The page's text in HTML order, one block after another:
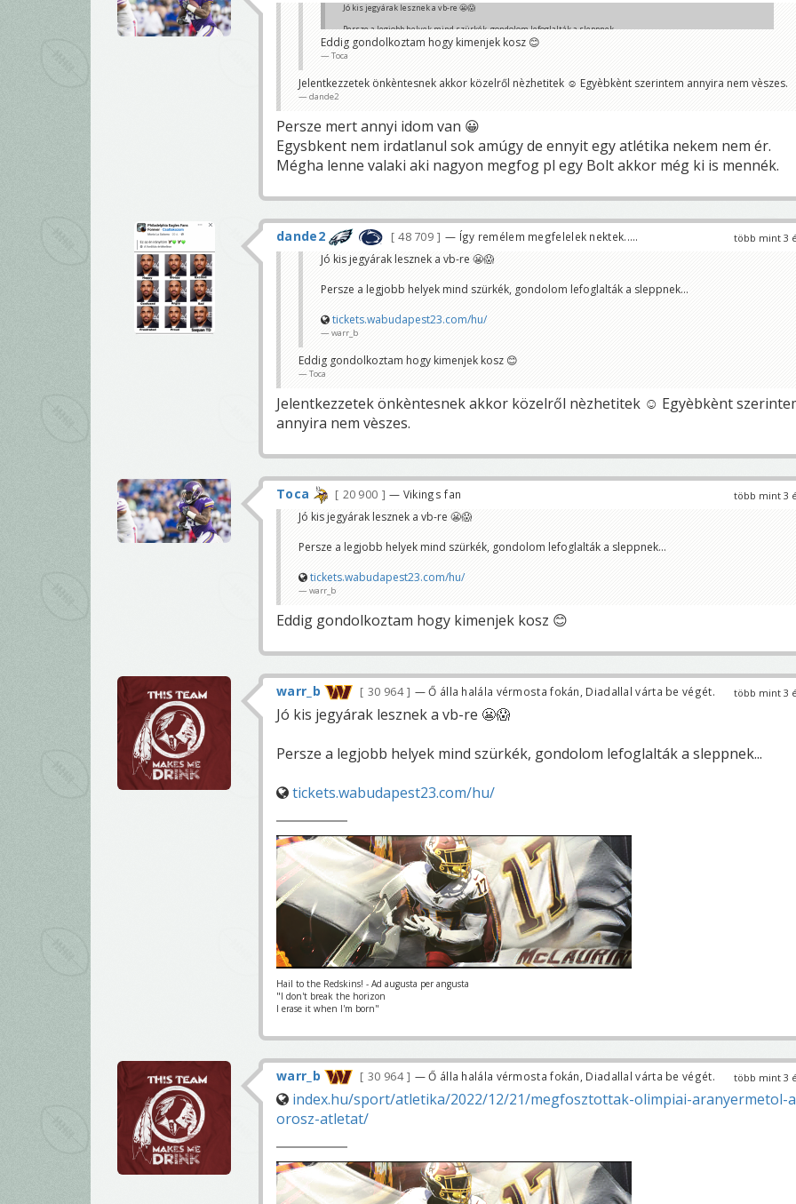
Jó kis jegyárak lesznek a vb-re 😬😱
Persze a legjobb helyek mind szürkék, gondolom lefoglalták a sleppnek...
tickets.wabudapest23.com/hu/
Eddig gondolkoztam hogy kimenjek kosz 😊
Toca
Jelentkezzetek önkèntesnek akkor közelről nèzhetitek ☺️ Egyèbkènt szerintem annyira nem vèszes.
dande2
Persze mert annyi idom van 😀
Egysbkent nem irdatlanul sok amúgy de ennyit egy atlétika nekem nem ér.
Mégha lenne valaki aki nagyon megfog pl egy Bolt akkor még ki is mennék.
több mint 3
dande2 48 709 — Így remélem megfelelek nektek.....
Jó kis jegyárak lesznek a vb-re 😬😱
Persze a legjobb helyek mind szürkék, gondolom lefoglalták a sleppnek...
tickets.wabudapest23.com/hu/
warr_b
Eddig gondolkoztam hogy kimenjek kosz 😊
Toca
Jelentkezzetek önkèntesnek akkor közelről nèzhetitek ☺️ Egyèbkènt
annyira nem vèszes.
több mint 3
Toca 20 900 — Vikings fan
Jó kis jegyárak lesznek a vb-re 😬😱
Persze a legjobb helyek mind szürkék, gondolom lefoglalták a sleppnek...
tickets.wabudapest23.com/hu/
warr_b
Eddig gondolkoztam hogy kimenjek kosz 😊
több mint 3
warr_b 30 964 — Ő álla halála vérmosta fokán, Diadallal várta be végét.
Jó kis jegyárak lesznek a vb-re 😬😱
Persze a legjobb helyek mind szürkék, gondolom lefoglalták a sleppnek...
tickets.wabudapest23.com/hu/
Hail to the Redskins! - Ad augusta per angusta
"I don't break the horizon
I erase it when I'm born"
több mint 3
warr_b 30 964 — Ő álla halála vérmosta fokán, Diadallal várta be végét.
index.hu/sport/atletika/2022/12/21/megfosztottak-olimpiai-aranyermetol-
orosz-atletat/